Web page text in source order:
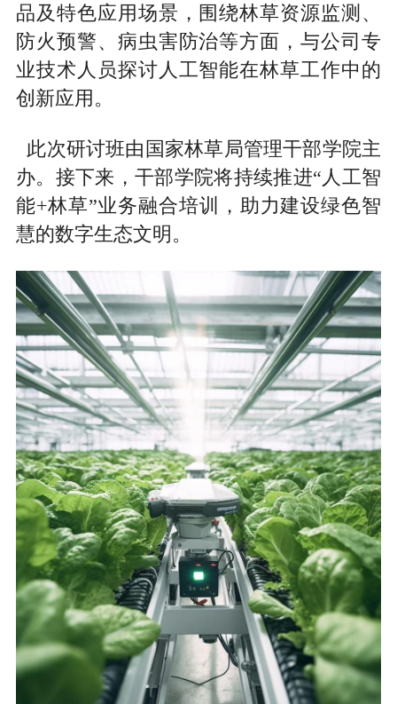
品及特色应用场景，围绕林草资源监测、
防火预警、病虫害防治等方面，与公司专
业技术人员探讨人工智能在林草工作中的
创新应用。
此次研讨班由国家林草局管理干部学院主
办。接下来，干部学院将持续推进“人工智
能+林草”业务融合培训，助力建设绿色智
慧的数字生态文明。